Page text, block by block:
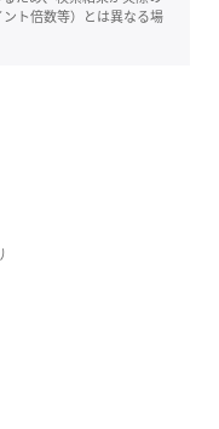
ト倍数等）とは異なる場